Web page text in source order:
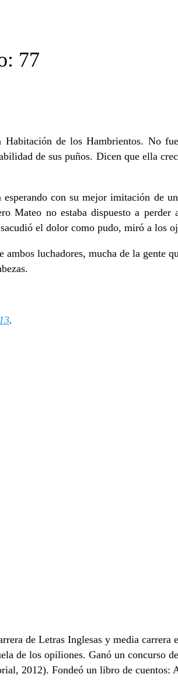
77
de los Hambrientos. No
de sus puños. Dicen que ella
con su mejor imitación de
Mateo no estaba dispuesto a
el dolor como pudo, miró a los
luchadores, mucha de la gente
.
de Letras Inglesas y media
de los opiliones. Ganó un concurso
2012). Fondeó un libro de